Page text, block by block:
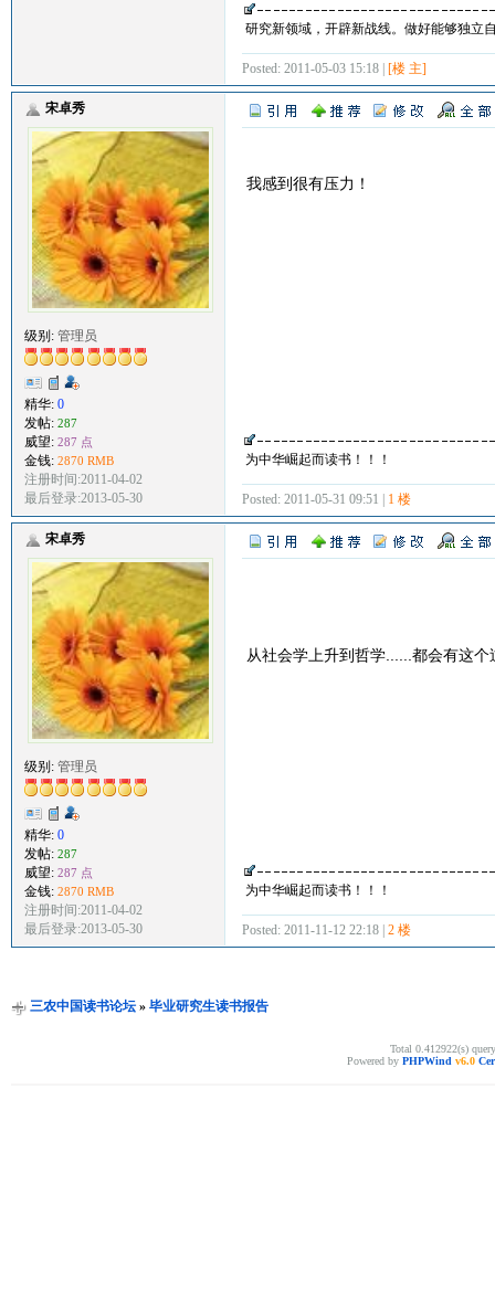
研究新领域，开辟新战线。做好能够独立
Posted: 2011-05-03 15:18 | [楼 主]
宋卓秀
级别: 管理员
精华: 0
发帖: 287
威望: 287 点
金钱: 2870 RMB
注册时间:2011-04-02
最后登录:2013-05-30
我感到很有压力！
为中华崛起而读书！！！
Posted: 2011-05-31 09:51 | 1 楼
宋卓秀
级别: 管理员
精华: 0
发帖: 287
威望: 287 点
金钱: 2870 RMB
注册时间:2011-04-02
最后登录:2013-05-30
从社会学上升到哲学......都会有这
为中华崛起而读书！！！
Posted: 2011-11-12 22:18 | 2 楼
三农中国读书论坛» 毕业研究生读书报告
Total 0.412922(s)
Powered by PHPWind v6.0